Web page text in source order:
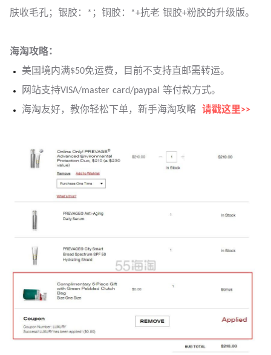
肤收毛孔；银胶：*；铜胶：*+抗老 银胶+粉胶的升级版。
海淘攻略：
美国境内满$50免运费，目前不支持直邮需转运。
网站支持VISA/master card/paypal 等付款方式。
海淘友好，教你轻松下单，新手海淘攻略 请戳这里>>